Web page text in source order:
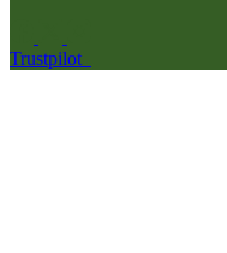
Trustpilot